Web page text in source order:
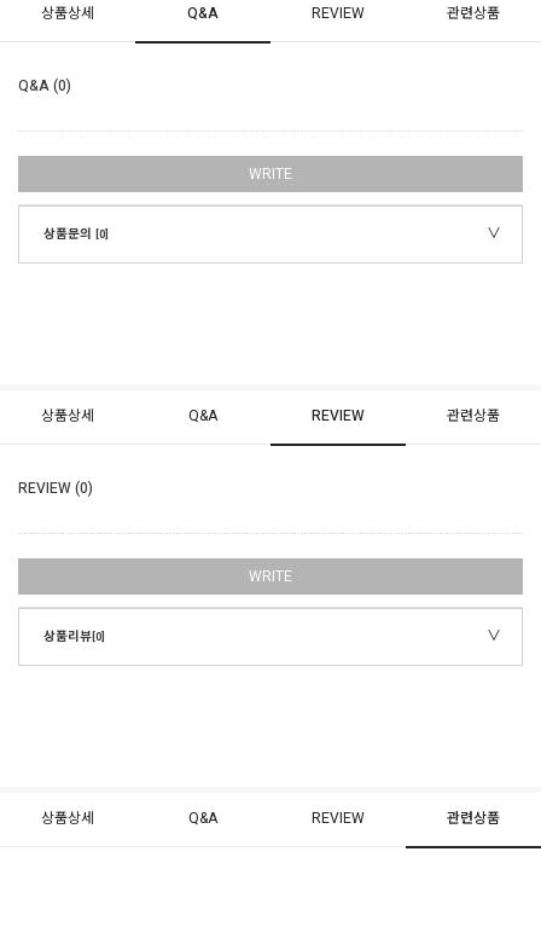
상품상세 Q&A REVIEW 관련상품
Q&A (0)
WRITE
상품문의 [0]
상품상세 Q&A REVIEW 관련상품
REVIEW (0)
WRITE
상품리뷰[0]
상품상세 Q&A REVIEW 관련상품